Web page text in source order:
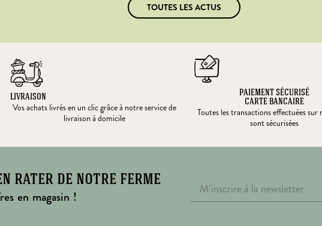
TOUTES LES ACTUS
LIVRAISON
Vos achats livrés en un clic grâce à notre service de
livraison à domicile
PAIEMENT SÉCURISÉ
CARTE BANCAIRE
Toutes les transactions effectuées sur
sont sécurisées
rater de notre ferme
en magasin !